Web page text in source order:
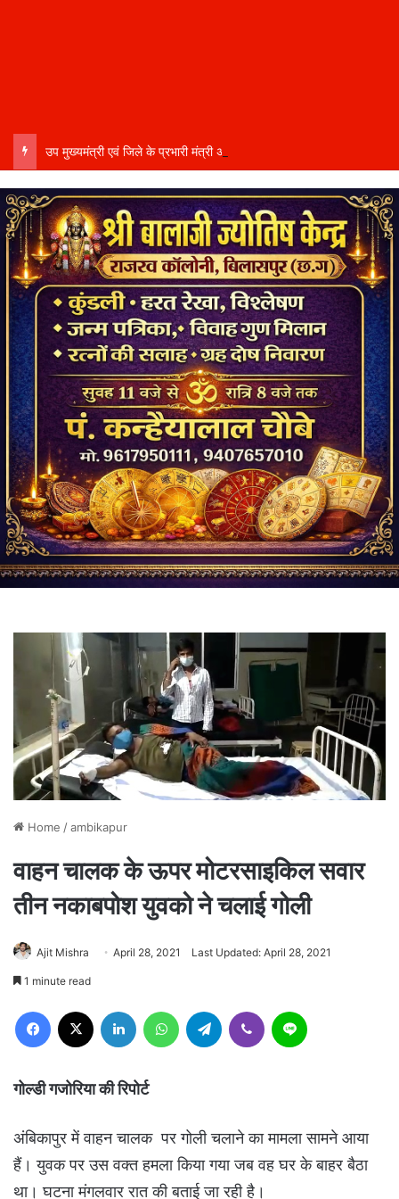
Home /ambikapur
वाहन चालक के ऊपर मोटरसाइकिल सवार
तीन नकाबपोश युवको ने चलाई गोली
Ajit Mishra April 28, 2021 Last Updated: April 28, 2021
1 minute read
Facebook LinkedIn WhatsAppTelegram Viber
गोल्डी गजोरिया की रिपोर्ट
अंबिकापुर में वाहन चालक पर गोली चलाने का मामला सामने आया
हैं। युवक पर उस वक्त हमला किया गया जब वह घर के बाहर बैठा
था। घटना मंगलवार रात की बताई जा रही है।